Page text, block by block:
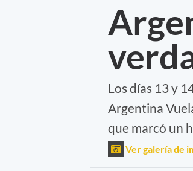
Los días 13 y
Argentina
que marcó un
Ver galería de